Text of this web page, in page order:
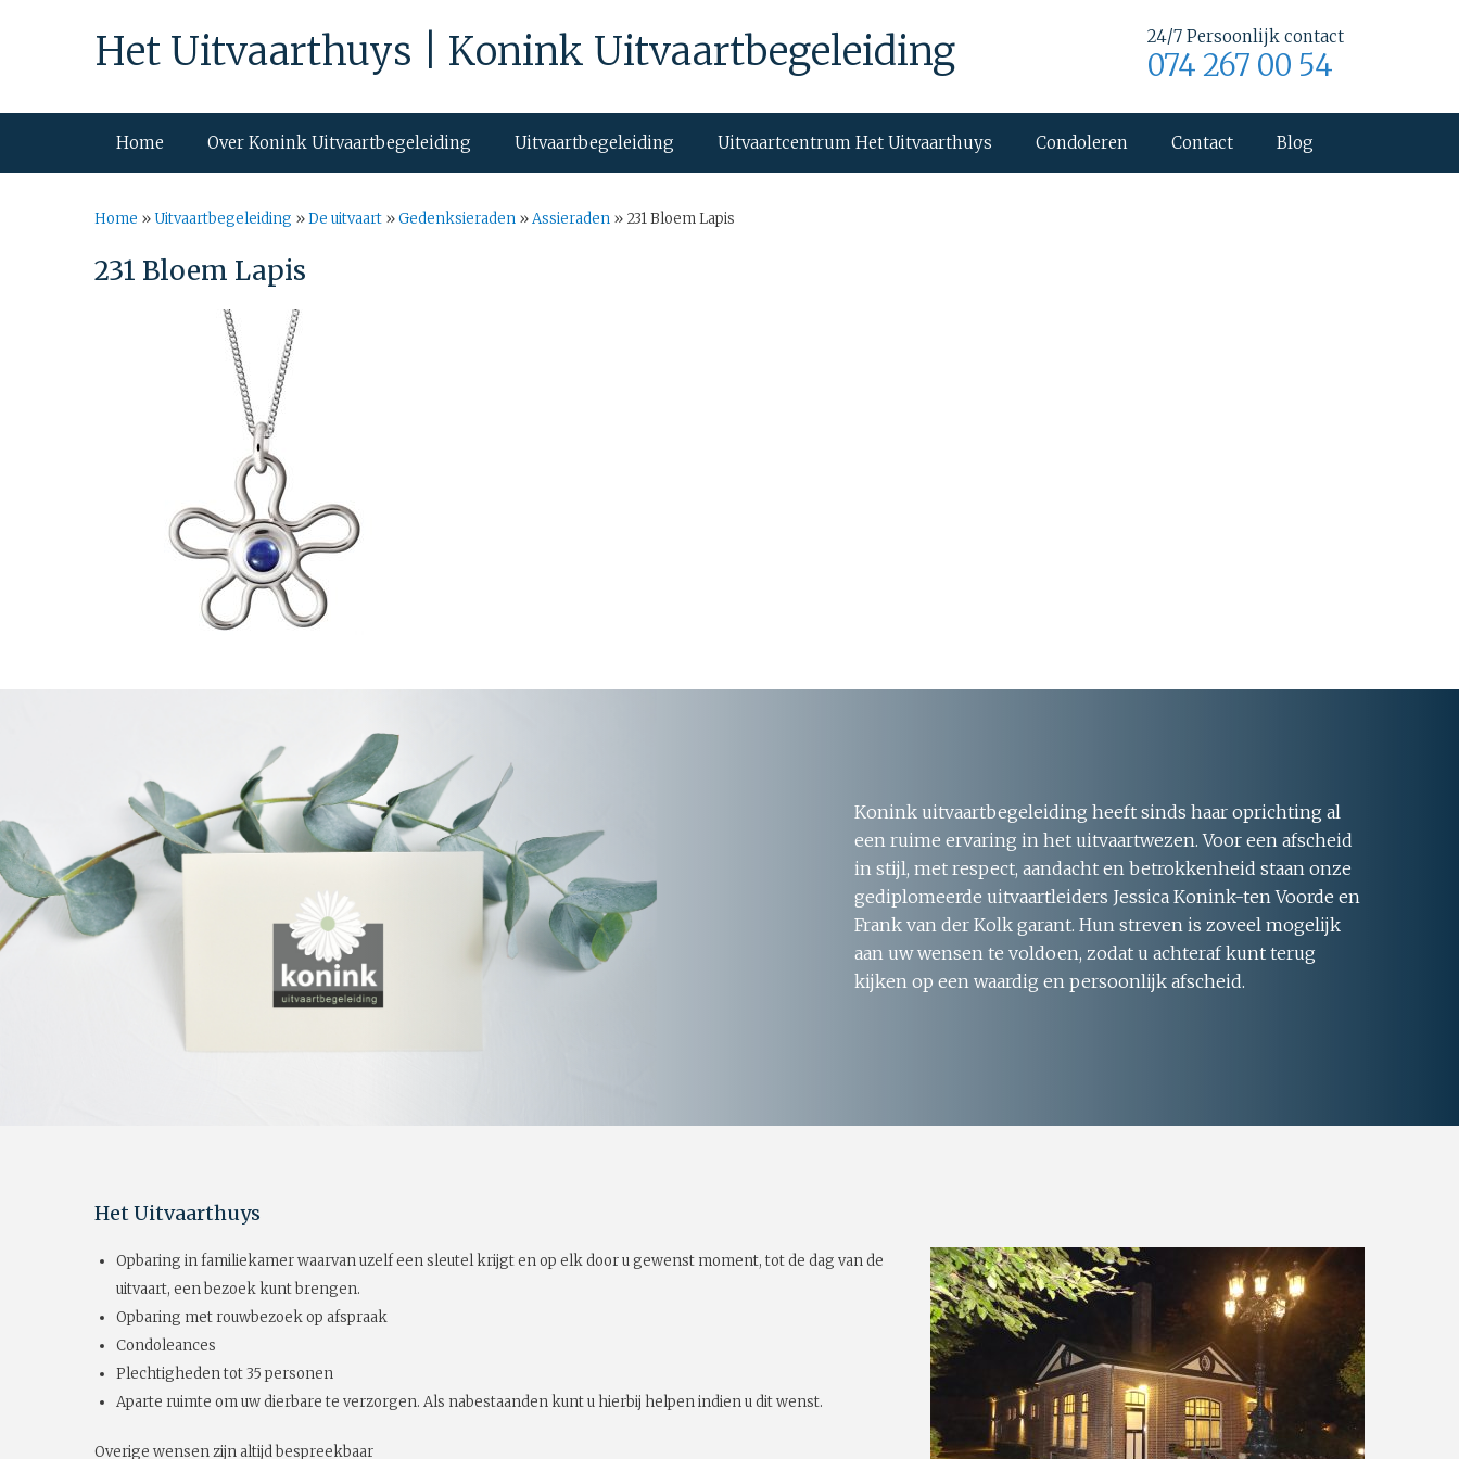
Het Uitvaarthuys | Konink Uitvaartbegeleiding 24/7 Persoonlijk contact
074 267 00 54
Home Over Konink Uitvaartbegeleiding Uitvaartbegeleiding Uitvaartcentrum Het Uitvaarthuys Condoleren Contact Blog
Home »Uitvaartbegeleiding »De uitvaart »Gedenksieraden »Assieraden » 231 Bloem Lapis
231 Bloem Lapis
Konink uitvaartbegeleiding heeft sinds haar oprichting al
een ruime ervaring in het uitvaartwezen. Voor een afscheid
in stijl, met respect, aandacht en betrokkenheid staan onze
gediplomeerde uitvaartleiders Jessica Konink-ten Voorde en
Frank van der Kolk garant. Hun streven is zoveel mogelijk
aan uw wensen te voldoen, zodat u achteraf kunt terug
kijken op een waardig en persoonlijk afscheid.
Het Uitvaarthuys
Opbaring in familiekamer waarvan uzelf een sleutel krijgt en op elk door u gewenst moment, tot de dag van de
uitvaart, een bezoek kunt brengen.
Opbaring met rouwbezoek op afspraak
Condoleances
Plechtigheden tot 35 personen
Aparte ruimte om uw dierbare te verzorgen. Als nabestaanden kunt u hierbij helpen indien u dit wenst.
Overige wensen zijn altijd bespreekbaar